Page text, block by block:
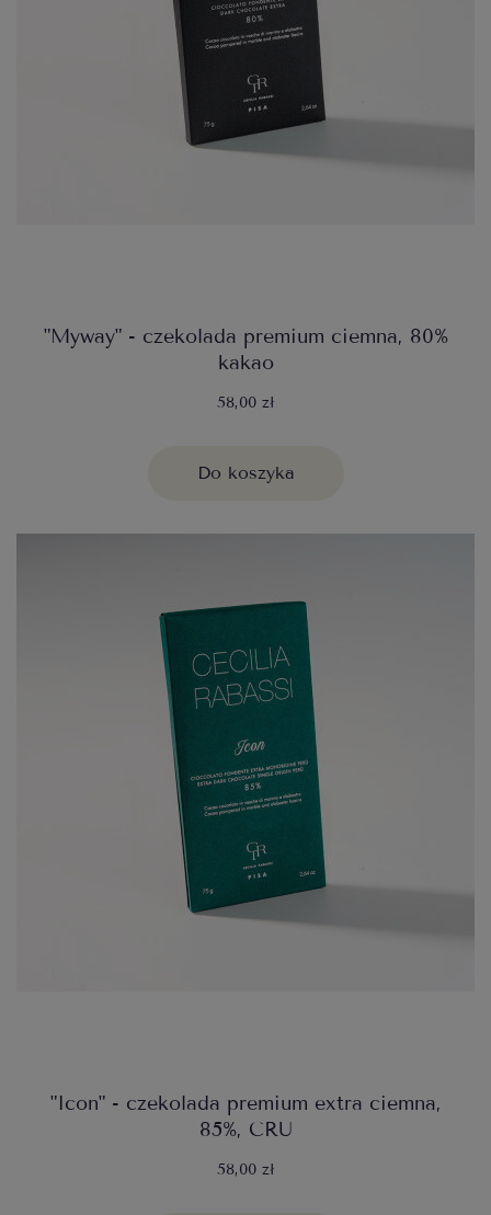
"Myway" - czekolada premium ciemna, 80%
kakao
58,00 zł
Do koszyka
"Icon" - czekolada premium extra ciemna,
85%, CRU
58,00 zł